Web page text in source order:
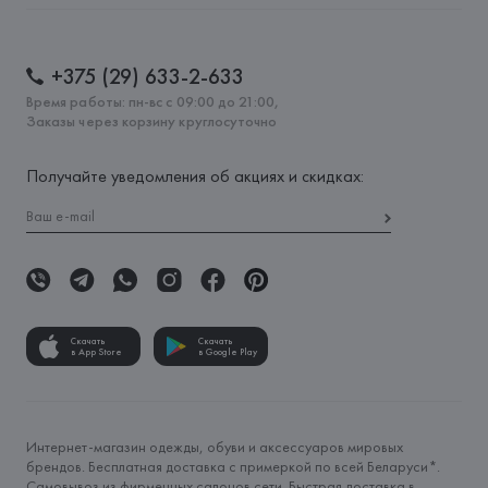
+375 (29) 633-2-633
Время работы: пн-вс с 09:00 до 21:00,
Заказы через корзину круглосуточно
Получайте уведомления об акциях и скидках:
Скачать
в App Store
Скачать
в Google Play
Интернет-магазин одежды, обуви и аксессуаров мировых
брендов. Бесплатная доставка с примеркой по всей Беларуси*.